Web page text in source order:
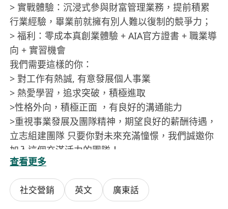
> 實戰體驗：沉浸式參與財富管理業務，提前積累
行業經驗，畢業前就擁有別人難以復制的競爭力；
> 福利：零成本真創業體驗 + AIA官方證書 + 職業導
向 + 實習機會
我們需要這樣的你：
> 對工作有熱誠, 有意發展個人事業
> 熱愛學習，追求突破，積極進取
>性格外向，積極正面 ，有良好的溝通能力
>重視事業發展及團隊精神，期望良好的薪酬待遇，
立志組建團隊 只要你對未來充滿憧憬，我們誠邀你
加入這個充滿活力的團隊！
資歷：
中學會考或DSE 5科合格，包括中/英文及數學
查看更多
社交營銷 英文 廣東話